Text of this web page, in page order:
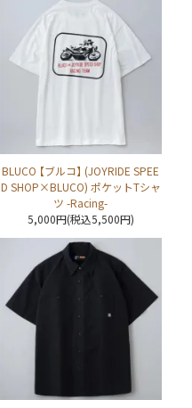
BLUCO 【ブルコ】 (JOYRIDE SPEE
D SHOP×BLUCO) ポケットTシャ
ツ -Racing-
5,000円(税込5,500円)